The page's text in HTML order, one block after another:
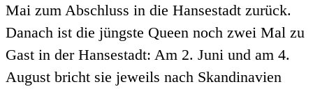
Mai zum Abschluss in die Hansestadt zurück.
Danach ist die jüngste Queen noch zwei Mal zu
Gast in der Hansestadt: Am 2. Juni und am 4.
August bricht sie jeweils nach Skandinavien